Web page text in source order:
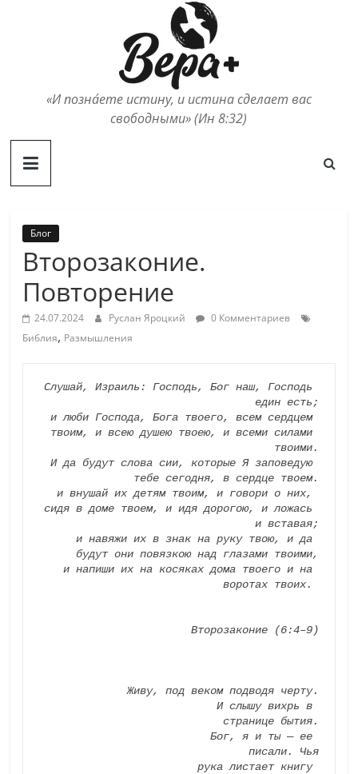
«И позна́ете истину, и истина сделает вас
свободными» (Ин 8:32)
Блог
Второзаконие.
Повторение
24.07.2024 Руслан Яроцкий
0 Комментариев
Библия, Размышления
Слушай, Израиль: Господь, Бог наш, Господь
един есть;
и люби Господа, Бога твоего, всем сердцем
твоим, и всею душею твоею, и всеми силами
твоими.
И да будут слова сии, которые Я заповедую
тебе сегодня, в сердце твоем.
и внушай их детям твоим, и говори о них,
сидя в доме твоем, и идя дорогою, и ложась
и вставая;
и навяжи их в знак на руку твою, и да
будут они повязкою над глазами твоими,
и напиши их на косяках дома твоего и на
воротах твоих.
Второзаконие (6:4–9)
Живу, под веком подводя черту.
И слышу вихрь в
странице бытия.
Бог, я и ты — ее
писали. Чья
рука листает книгу